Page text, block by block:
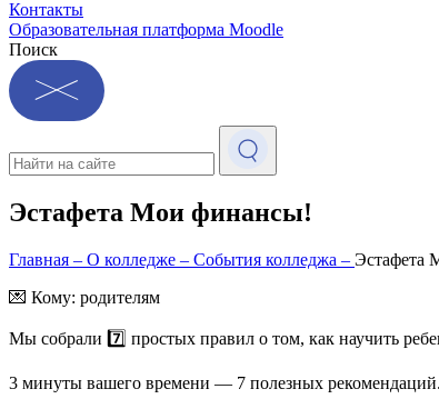
Контакты
Образовательная платформа Moodle
Поиск
Эстафета Мои финансы!
Главная – О колледже – События колледжа – Эстафета
💌 Кому: родителям
Мы собрали 7️⃣ простых правил о том, как научить
3 минуты вашего времени — 7 полезных рекомендаций.